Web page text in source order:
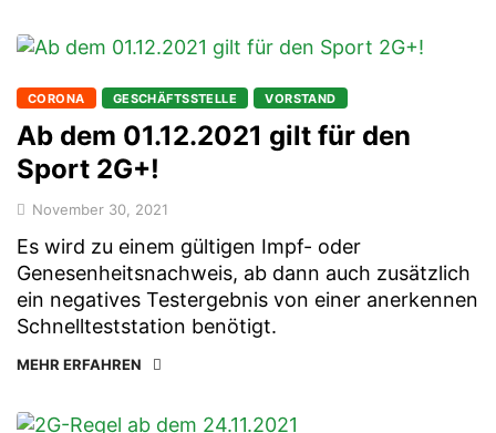
CORONA GESCHÄFTSSTELLE VORSTAND
Ab dem 01.12.2021 gilt für den
Sport 2G+!
November 30, 2021
Es wird zu einem gültigen Impf- oder
Genesenheitsnachweis, ab dann auch zusätzlich
ein negatives Testergebnis von einer anerkennen
Schnellteststation benötigt.
MEHR ERFAHREN